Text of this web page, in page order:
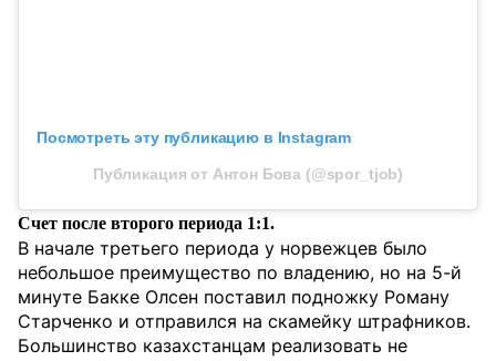
Посмотреть эту публикацию в Instagram
Публикация от Антон Бова (@spor_tjob)
Счет после второго периода 1:1.
В начале третьего периода у норвежцев было
небольшое преимущество по владению, но на 5-й
минуте Бакке Олсен поставил подножку Роману
Старченко и отправился на скамейку штрафников.
Большинство казахстанцам реализовать не